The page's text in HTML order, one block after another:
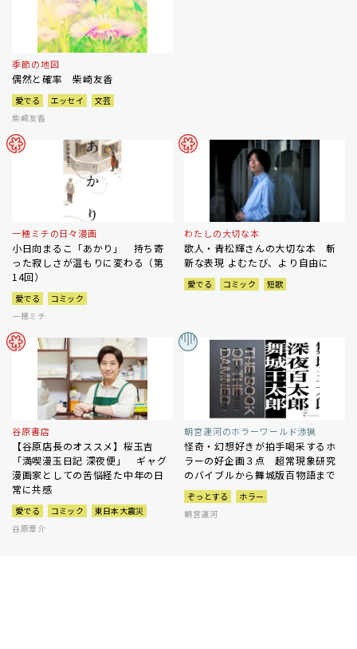
季節の地図
偶然と確率 柴崎友香
愛でる エッセイ
文芸
柴崎友香
一穂ミチの日々漫画
小日向まるこ「あかり」 持ち寄
った寂しさが温もりに変わる（第
14回）
愛でる
コミック
一穂ミチ
わたしの大切な本
歌人・青松輝さんの大切な本 斬
新な表現 よむたび、より自由に
愛でる コミック 短歌
谷原書店
【谷原店長のオススメ】桜玉吉
「満喫漫玉日記 深夜便」 ギャグ
漫画家としての苦悩経た中年の日
常に共感
愛でる コミック
東日本大震災
谷原章介
朝宮運河のホラーワールド渉猟
怪奇・幻想好きが拍手喝采するホ
ラーの好企画３点 超常現象研究
のバイブルから舞城版百物語まで
ぞっとする
ホラー
朝宮運河